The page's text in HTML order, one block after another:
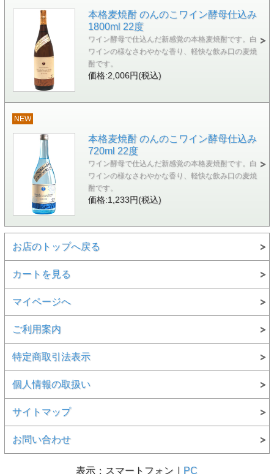
本格麦焼酎 のんのこワイン酵母仕込み
1800ml 22度
ワイン酵母で仕込んだ新感覚の本格麦焼酎です。白
ワインの様なさわやかな香り、軽快な飲み口の麦焼
酎です。
価格:2,006円(税込)
NEW
本格麦焼酎 のんのこワイン酵母仕込み
720ml 22度
ワイン酵母で仕込んだ新感覚の本格麦焼酎です。白
ワインの様なさわやかな香り、軽快な飲み口の麦焼
酎です。
価格:1,233円(税込)
お店のトップへ戻る
カートを見る
マイページへ
ご利用案内
特定商取引法表示
個人情報の取扱い
サイトマップ
お問い合わせ
表示：スマートフォン｜ PC